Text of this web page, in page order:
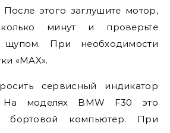
этого заглушите мотор,
минут и проверьте
щупом. При необходимости
«MAX».
сервисный индикатор
На моделях BMW F30 это
бортовой компьютер. При